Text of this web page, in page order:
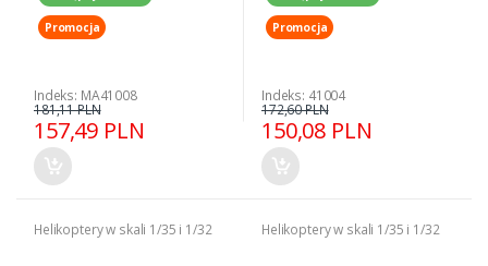
Promocja
Indeks: MA41008
157,49 PLN
181,11 PLN
Promocja
Indeks: 41004
150,08 PLN
172,60 PLN
Helikoptery w skali 1/35 i 1/32 Helikoptery w skali 1/35 i 1/32